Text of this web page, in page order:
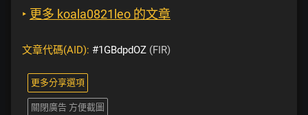
‣ 更多 koala0821leo 的文章
文章代碼(AID): #1GBdpdOZ (FIR)
更多分享選項
關閉廣告 方便截圖